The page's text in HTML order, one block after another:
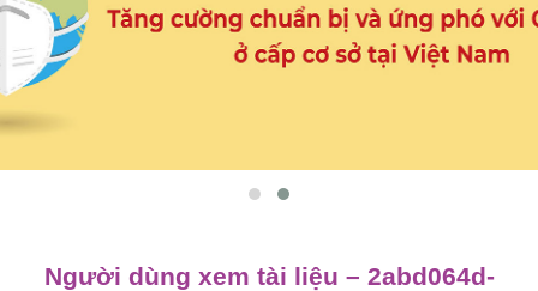
Người dùng xem tài liệu – 2abd064d-